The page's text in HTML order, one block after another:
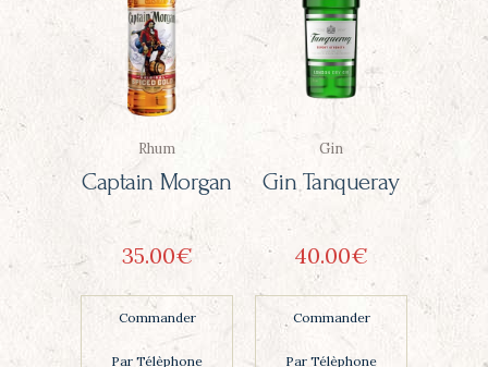
Rhum
Captain Morgan
35 00€
Commander
Par Télèphone
Gin
Gin Tanqueray
40 00€
Commander
Par Télèphone